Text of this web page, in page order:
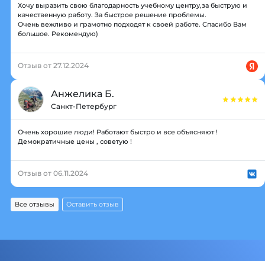
Хочу выразить свою благодарность учебному центру,за быструю и
качественную работу. За быстрое решение проблемы.
Очень вежливо и грамотно подходят к своей работе. Спасибо Вам
большое. Рекомендую)
Отзыв от 27.12.2024
Анжелика Б.
Санкт-Петербург
Очень хорошие люди! Работают быстро и все объясняют !
Демократичные цены , советую !
Отзыв от 06.11.2024
Все отзывы Оставить отзыв